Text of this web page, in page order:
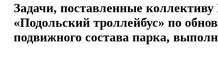
Задачи, поставленные
«Подольский троллейбус» по
подвижного состава парка,